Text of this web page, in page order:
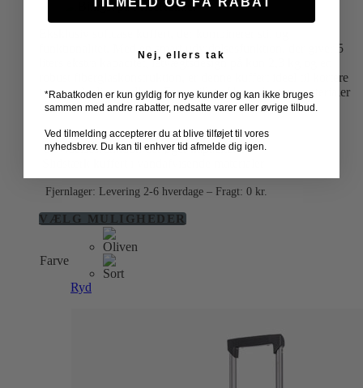
funktionalitet. Med en smart udvidelsesfunktion, der giver 5
liters ekstra kapacitet, letvægtsdesign på kun 2,3 kg og en
robust fiberglaskonstruktion, er denne kuffert ideel til kortere
ture og daglig pendling. Fremstillet af bæredygtige materialer
og udstyret med TSA-lås.
Let kuffert med robust fiberglaskonstruktion
Udvidelsesfunktion der øger kapaciteten
Fjernlager: Levering 2-6 hverdage – Fragt: 0 kr.
VÆLG MULIGHEDERDette
varesiden
Farve
Ryd
Nej, ellers tak
*Rabatkoden er kun gyldig for nye kunder og kan ikke bruges
sammen med andre rabatter, nedsatte varer eller øvrige tilbud.
Ved tilmelding accepterer du at blive tilføjet til vores
nyhedsbrev. Du kan til enhver tid afmelde dig igen.